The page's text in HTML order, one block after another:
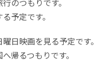
予定です。
日映画を見る予定です。
帰るつもりです。